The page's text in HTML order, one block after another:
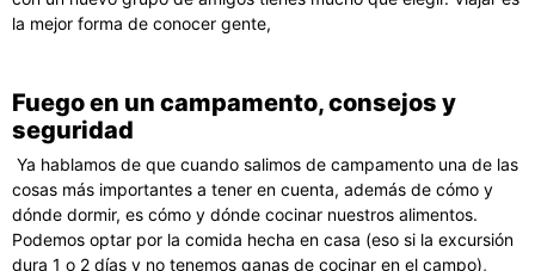
la mejor forma de conocer gente,
Fuego en un campamento, consejos y
seguridad
Ya hablamos de que cuando salimos de campamento una de las
cosas más importantes a tener en cuenta, además de cómo y
dónde dormir, es cómo y dónde cocinar nuestros alimentos.
Podemos optar por la comida hecha en casa (eso si la excursión
dura 1 o 2 días y no tenemos ganas de cocinar en el campo),